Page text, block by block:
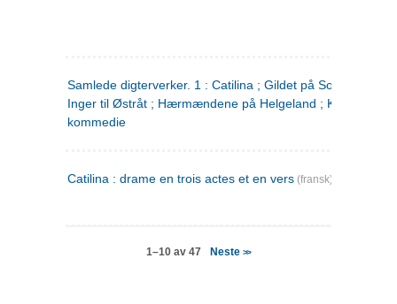
Samlede digterverker. 1 : Catilina ; Gildet på Solhaug ; Fru
Inger til Østråt ; Hærmændene på Helgeland ;
kommedie
Catilina : drame en trois actes et en vers (fransk)
1–10 av 47 Neste>>